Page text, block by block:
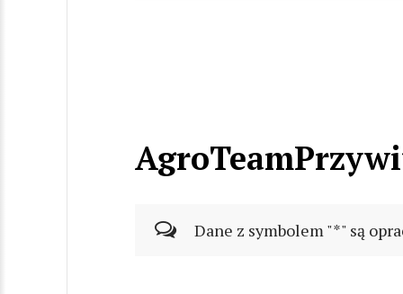
Dane z symbolem "*" są